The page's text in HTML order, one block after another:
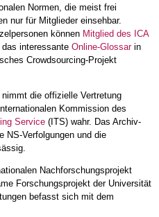
Normen, die meist frei
nur für Mitglieder einsehbar.
können Mitglied des ICA
interessante Online-Glossarin
Crowdsourcing-Projekt
die offizielle Vertretung
Kommission des
Service(ITS) wahr. Das Archiv-
NS-Verfolgungen und die
Nachforschungsprojekt
Forschungsprojekt der Universität
befasst sich mit dem